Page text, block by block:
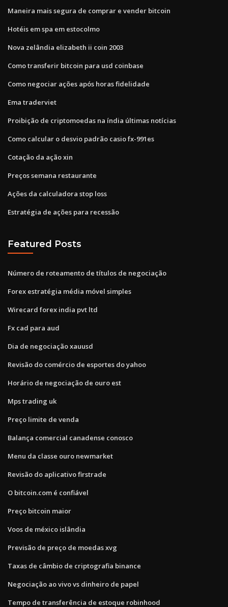
Maneira mais segura de comprar e vender bitcoin
Hotéis em spa em estocolmo
Nova zelândia elizabeth ii coin 2003
Como transferir bitcoin para usd coinbase
Como negociar ações após horas fidelidade
Ema traderviet
Proibição de criptomoedas na índia últimas notícias
Como calcular o desvio padrão casio fx-991es
Cotação da ação xin
Preços semana restaurante
Ações da calculadora stop loss
Estratégia de ações para recessão
Featured Posts
Número de roteamento de títulos de negociação
Forex estratégia média móvel simples
Wirecard forex india pvt ltd
Fx cad para aud
Dia de negociação xauusd
Revisão do comércio de esportes do yahoo
Horário de negociação de ouro est
Mps trading uk
Preço limite de venda
Balança comercial canadense conosco
Menu da classe ouro newmarket
Revisão do aplicativo firstrade
O bitcoin.com é confiável
Preço bitcoin maior
Voos de méxico islândia
Previsão de preço de moedas xvg
Taxas de câmbio de criptografia binance
Negociação ao vivo vs dinheiro de papel
Tempo de transferência de estoque robinhood